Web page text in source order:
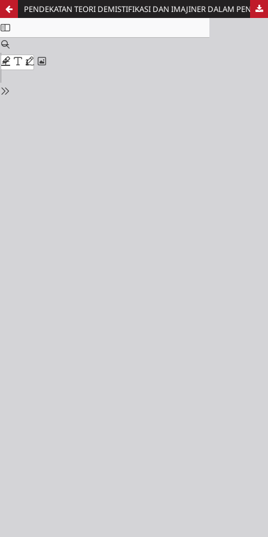
PENDEKATAN TEORI DEMISTIFIKASI DAN IMAJINER DALAM PENYUTRADARAAN FILM EKSPERIMENTAL HIDDEN DANDELION